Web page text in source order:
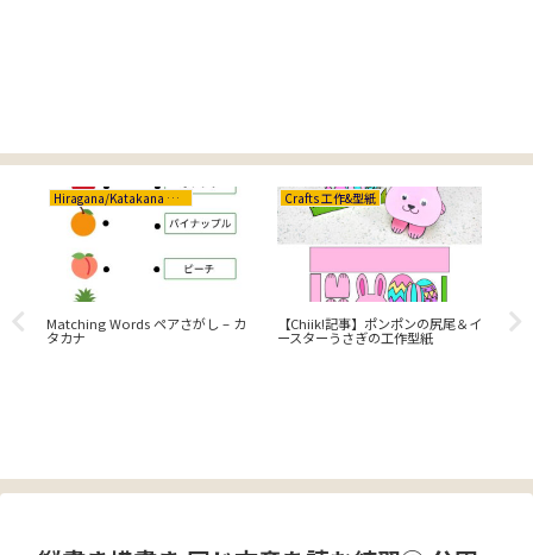
Hiragana/Katakana ひらがな/カタカナ
Matching Words ペアさがし – カ
タカナ
Crafts 工作&型紙
【Chiik!記事】ポンポンの尻尾＆イ
ースターうさぎの工作型紙
ペ